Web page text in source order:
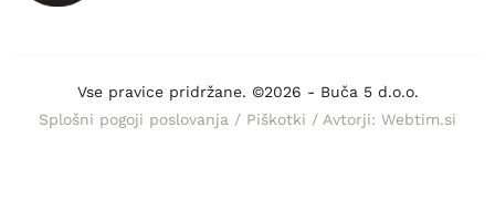
Vse pravice pridržane. ©2026 - Buča 5 d.o.o.
Splošni pogoji poslovanja / Piškotki / Avtorji: Webtim.si